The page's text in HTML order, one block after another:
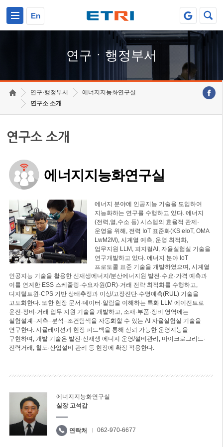
En
연구ㆍ행정부서
연구·행정부서
에너지지능화연구실
연구소 소개
연구소 소개
에너지지능화연구실
에너지 분야에 인공지능 기술을 도입하여
지능화하는 연구를 수행하고 있다. 에너지
(전력,열,수소 등) 시스템의 효율적 관제·
운영을 위해, 전력 IoT 표준화(KS eIoT, OMA
LwM2M), 시계열 예측, 운영 최적화,
업무지원 LLM, 피지컬AI, 자율실험실 기술을
연구개발하고 있다. 에너지 분야 IoT
프로토콜 표준 기술을 개발하였으며, 시계열
인공지능 기술을 활용한 신재생에너지/분산에너지원 발전·수요·가격 예측과
이를 연계한 ESS 스케줄링·수요자원(DR)·거래 전략 최적화를 수행하고,
디지털트윈·CPS 기반 상태추정과 이상/고장진단·수명예측(RUL) 기술을
고도화한다. 또한 현장 문서·데이터·알람을 이해하는 특화 LLM 에이전트로
운전·정비·거래 업무 지원 기술을 개발하고, 소재·부품·장비 영역에는
실험설계–계측–분석–조건탐색을 자동화할 수 있는 AI 자율실험실 기술을
연구한다. 시뮬레이션과 현장 피드백을 통해 신뢰 가능한 운영지능을
구현하며, 개발 기술은 발전·신재생 에너지 운영/설비관리, 마이크로그리드·
전력거래, 철도·산업설비 관리 등 현장에 확장 적용한다.
에너지지능화연구실
실장 고석갑
연락처 062-970-6677